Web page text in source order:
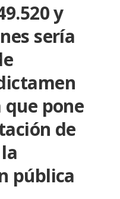
y
sería
pone
de
pública